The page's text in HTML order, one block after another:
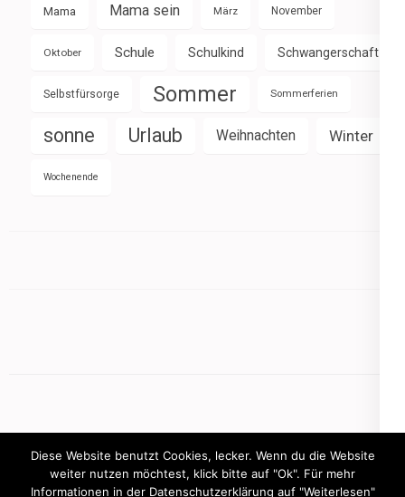
Mama Mama sein März November
Oktober Schule Schulkind Schwangerschaft
Selbstfürsorge Sommer Sommerferien
sonne Urlaub Weihnachten Winter
Wochenende
Diese Website benutzt Cookies, lecker. Wenn du die Website
weiter nutzen möchtest, klick bitte auf "Ok". Für mehr
Informationen in der Datenschutzerklärung auf "Weiterlesen"